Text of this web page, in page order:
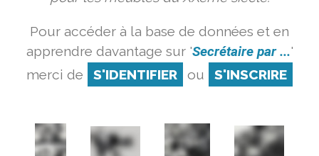
Pour accéder à la base de données et en
apprendre davantage sur 'Secrétaire par ...'
merci de
S'IDENTIFIER ou S'INSCRIRE